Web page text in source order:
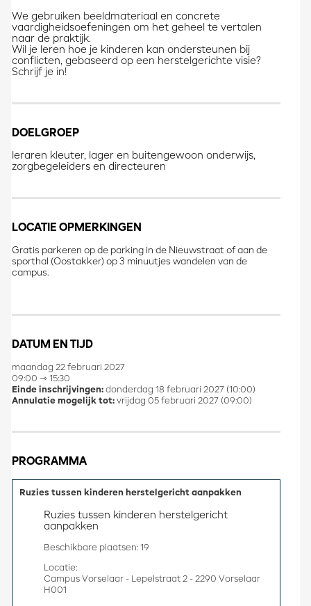
We gebruiken beeldmateriaal en concrete
vaardigheidsoefeningen om het geheel te vertalen
naar de praktijk.
Wil je leren hoe je kinderen kan ondersteunen bij
conflicten, gebaseerd op een herstelgerichte visie?
Schrijf je in!
DOELGROEP
leraren kleuter, lager en buitengewoon onderwijs,
zorgbegeleiders en directeuren
LOCATIE OPMERKINGEN
Gratis parkeren op de parking in de Nieuwstraat of aan de
sporthal (Oostakker) op 3 minuutjes wandelen van de
campus.
DATUM EN TIJD
maandag 22 februari 2027
09:00 ⇾ 15:30
Einde inschrijvingen: donderdag 18 februari 2027 (10:00)
Annulatie mogelijk tot: vrijdag 05 februari 2027 (09:00)
PROGRAMMA
Ruzies tussen kinderen herstelgericht aanpakken
Ruzies tussen kinderen herstelgericht
aanpakken
Beschikbare plaatsen: 19
Locatie:
Campus Vorselaar - Lepelstraat 2 - 2290 Vorselaar
H001